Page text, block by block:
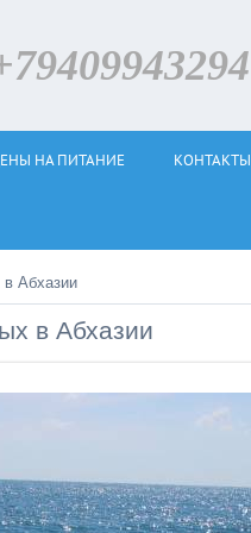
НА ПИТАНИЕ КОНТАКТЫ
Абхазии
в Абхазии